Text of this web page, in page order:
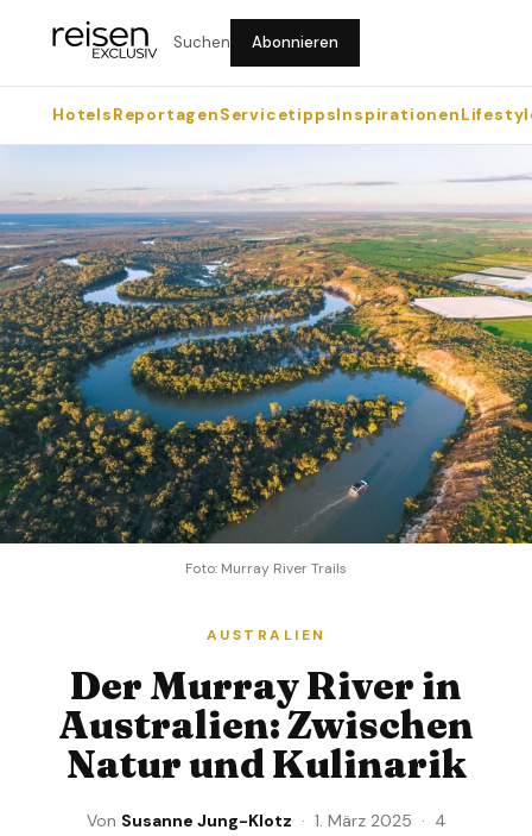
Suchen Abonnieren
HotelsReportagenServicetippsInspirationen
Foto: Murray River Trails
AUSTRALIEN
Der Murray River in
Australien: Zwischen
Natur und Kulinarik
Von Susanne Jung-Klotz · 1. März 2025 · 4